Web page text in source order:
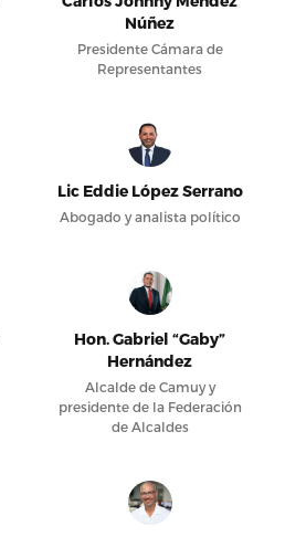
Núñez
Presidente Cámara de
Representantes
Lic Eddie López Serrano
Abogado y analista político
Hon. Gabriel “Gaby”
Hernández
Alcalde de Camuy y
presidente de la Federación
de Alcaldes